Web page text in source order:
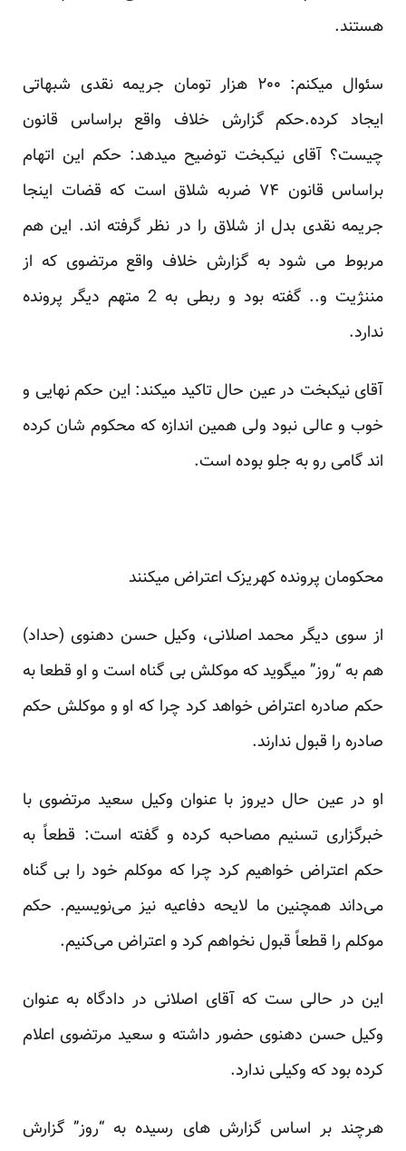
هستند.
سئوال میکنم: ۲۰۰ هزار تومان جریمه نقدی شبهاتی
ایجاد کرده.حکم گزارش خلاف واقع براساس قانون
چیست؟ آقای نیکبخت توضیح میدهد: حکم این اتهام
براساس قانون ۷۴ ضربه شلاق است که قضات اینجا
جریمه نقدی بدل از شلاق را در نظر گرفته اند. این هم
مربوط می شود به گزارش خلاف واقع مرتضوی که از
مننژیت و.. گفته بود و ربطی به 2 متهم دیگر پرونده
ندارد.
آقای نیکبخت در عین حال تاکید میکند: این حکم نهایی و
خوب و عالی نبود ولی همین اندازه که محکوم شان کرده
اند گامی رو به جلو بوده است.
محکومان پرونده کهریزک اعتراض میکنند
از سوی دیگر محمد اصلانی، وکیل حسن دهنوی (حداد)
هم به “روز” میگوید که موکلش بی گناه است و او قطعا به
حکم صادره اعتراض خواهد کرد چرا که او و موکلش حکم
صادره را قبول ندارند.
او در عین حال دیروز با عنوان وکیل سعید مرتضوی با
خبرگزاری تسنیم مصاحبه کرده و گفته است: قطعاً به
حکم اعتراض خواهیم کرد چرا که موکلم خود را بی گناه
می‌داند همچنین ما لایحه دفاعیه نیز می‌نویسیم. حکم
موکلم را قطعاً قبول نخواهم کرد و اعتراض می‌کنیم.
این در حالی ست که آقای اصلانی در دادگاه به عنوان
وکیل حسن دهنوی حضور داشته و سعید مرتضوی اعلام
کرده بود که وکیلی ندارد.
هرچند بر اساس گزارش های رسیده به “روز” گزارش